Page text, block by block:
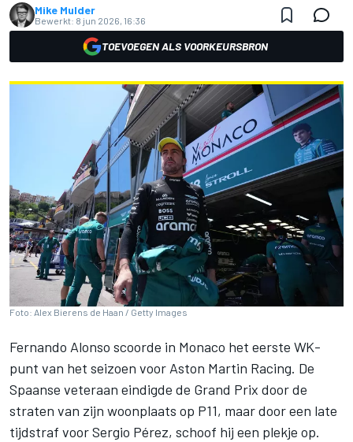
Mike Mulder
Bewerkt: 8 jun 2026, 16:36
TOEVOEGEN ALS VOORKEURSBRON
Foto: Alex Bierens de Haan / Getty Images
Fernando Alonso scoorde in Monaco het eerste WK-
punt van het seizoen voor Aston Martin Racing. De
Spaanse veteraan eindigde de Grand Prix door de
straten van zijn woonplaats op P11, maar door een late
tijdstraf voor Sergio Pérez, schoof hij een plekje op.